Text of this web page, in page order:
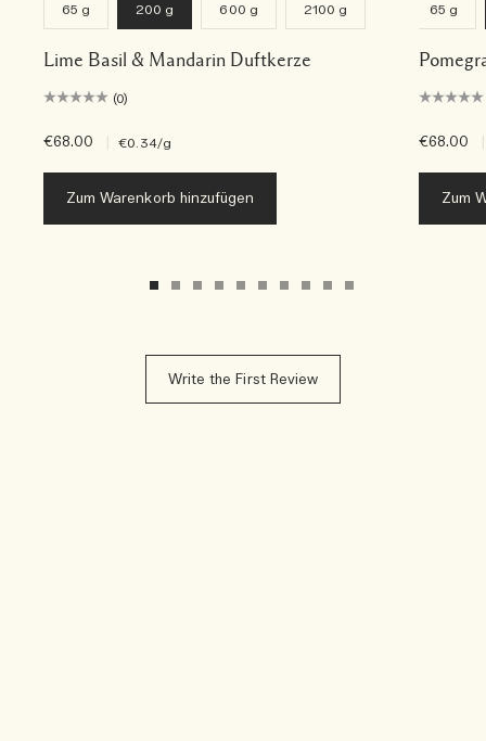
65 g 200 g 600 g 2100 g
Lime Basil & Mandarin Duftkerze
(0)
€68.00 €0.34/g
Zum Warenkorb hinzufügen
65 g
€68.00
Zum
Write the First Review